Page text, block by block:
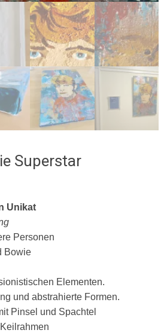
Superstar
Unikat
Personen
Bowie
Elementen.
und abstrahierte Formen.
Pinsel und Spachtel